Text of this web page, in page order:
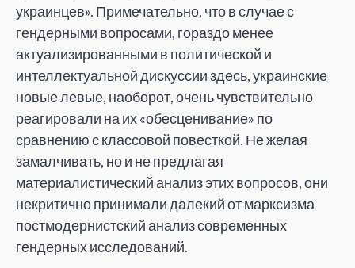
украинцев». Примечательно, что в случае с
гендерными вопросами, гораздо менее
актуализированными в политической и
интеллектуальной дискуссии здесь, украинские
новые левые, наоборот, очень чувствительно
реагировали на их «обесценивание» по
сравнению с классовой повесткой. Не желая
замалчивать, но и не предлагая
материалистический анализ этих вопросов, они
некритично принимали далекий от марксизма
постмодернистский анализ современных
гендерных исследований.